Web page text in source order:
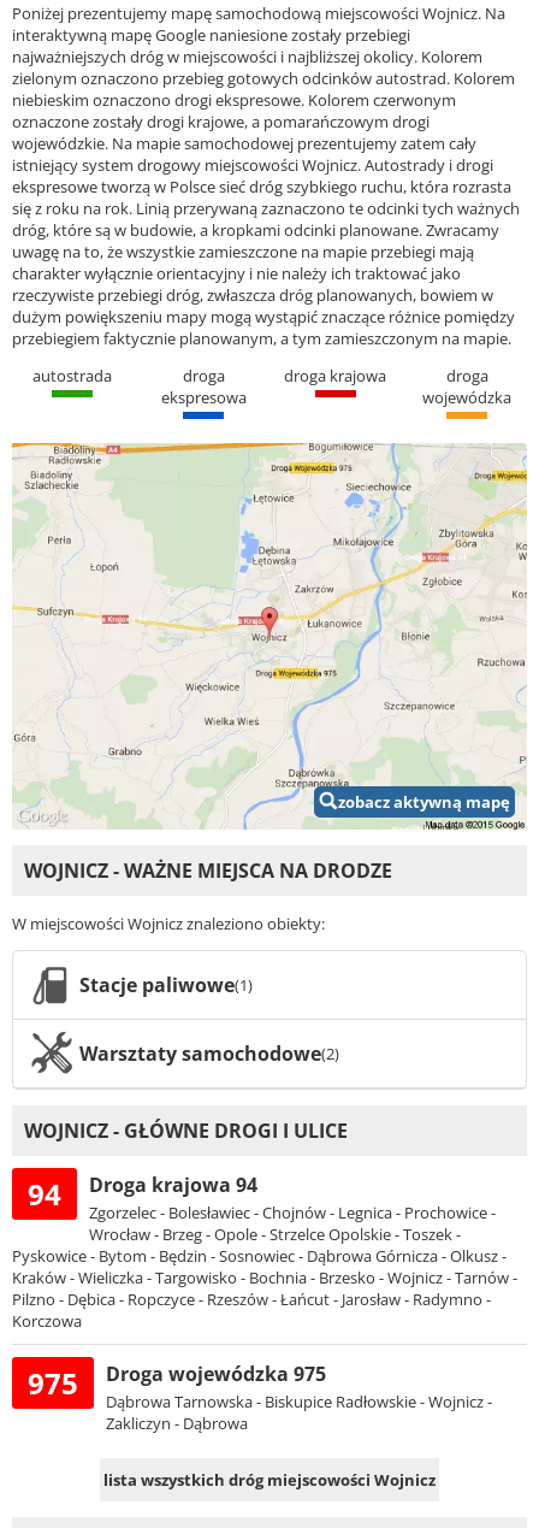
Poniżej prezentujemy mapę samochodową miejscowości Wojnicz. Na
interaktywną mapę Google naniesione zostały przebiegi
najważniejszych dróg w miejscowości i najbliższej okolicy. Kolorem
zielonym oznaczono przebieg gotowych odcinków autostrad. Kolorem
niebieskim oznaczono drogi ekspresowe. Kolorem czerwonym
oznaczone zostały drogi krajowe, a pomarańczowym drogi
wojewódzkie. Na mapie samochodowej prezentujemy zatem cały
istniejący system drogowy miejscowości Wojnicz. Autostrady i drogi
ekspresowe tworzą w Polsce sieć dróg szybkiego ruchu, która rozrasta
się z roku na rok. Linią przerywaną zaznaczono te odcinki tych ważnych
dróg, które są w budowie, a kropkami odcinki planowane. Zwracamy
uwagę na to, że wszystkie zamieszczone na mapie przebiegi mają
charakter wyłącznie orientacyjny i nie należy ich traktować jako
rzeczywiste przebiegi dróg, zwłaszcza dróg planowanych, bowiem w
dużym powiększeniu mapy mogą wystąpić znaczące różnice pomiędzy
przebiegiem faktycznie planowanym, a tym zamieszczonym na mapie.
autostrada
droga
ekspresowa
droga krajowa
droga
wojewódzka
zobacz aktywną mapę
WOJNICZ - WAŻNE MIEJSCA NA DRODZE
W miejscowości Wojnicz znaleziono obiekty:
Stacje paliwowe(1)
Warsztaty samochodowe(2)
WOJNICZ - GŁÓWNE DROGI I ULICE
94 Droga krajowa 94
Zgorzelec - Bolesławiec - Chojnów - Legnica - Prochowice -
Wrocław - Brzeg - Opole - Strzelce Opolskie - Toszek -
Pyskowice - Bytom - Będzin - Sosnowiec - Dąbrowa Górnicza - Olkusz -
Kraków - Wieliczka - Targowisko - Bochnia - Brzesko - Wojnicz - Tarnów -
Pilzno - Dębica - Ropczyce - Rzeszów - Łańcut - Jarosław - Radymno -
Korczowa
975 Droga wojewódzka 975
Dąbrowa Tarnowska - Biskupice Radłowskie - Wojnicz -
Zakliczyn - Dąbrowa
lista wszystkich dróg miejscowości Wojnicz